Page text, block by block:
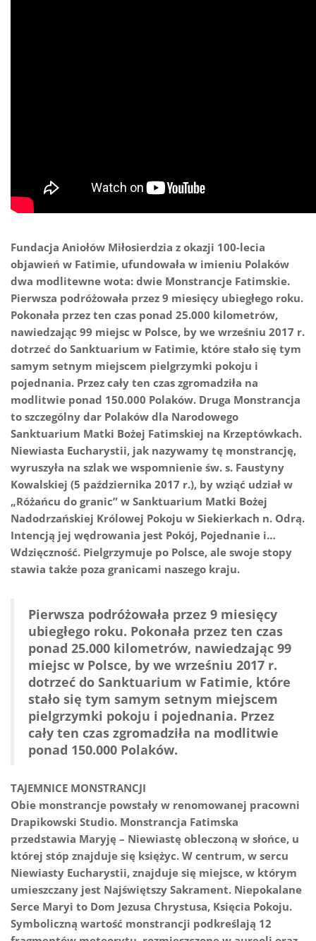
Fundacja Aniołów Miłosierdzia z okazji 100-lecia
objawień w Fatimie, ufundowała w imieniu Polaków
dwa modlitewne wota: dwie Monstrancje Fatimskie.
Pierwsza podróżowała przez 9 miesięcy ubiegłego roku.
Pokonała przez ten czas ponad 25.000 kilometrów,
nawiedzając 99 miejsc w Polsce, by we wrześniu 2017 r.
dotrzeć do Sanktuarium w Fatimie, które stało się tym
samym setnym miejscem pielgrzymki pokoju i
pojednania. Przez cały ten czas zgromadziła na
modlitwie ponad 150.000 Polaków. Druga Monstrancja
to szczególny dar Polaków dla Narodowego
Sanktuarium Matki Bożej Fatimskiej na Krzeptówkach.
Niewiasta Eucharystii, jak nazywamy tę monstrancję,
wyruszyła na szlak we wspomnienie św. s. Faustyny
Kowalskiej (5 października 2017 r.), by wziąć udział w
„Różańcu do granic” w Sanktuarium Matki Bożej
Nadodrzańskiej Królowej Pokoju w Siekierkach n. Odrą.
Intencją jej wędrowania jest Pokój, Pojednanie i…
Wdzięczność. Pielgrzymuje po Polsce, ale swoje stopy
stawia także poza granicami naszego kraju.
Pierwsza podróżowała przez 9 miesięcy
ubiegłego roku. Pokonała przez ten czas
ponad 25.000 kilometrów, nawiedzając 99
miejsc w Polsce, by we wrześniu 2017 r.
dotrzeć do Sanktuarium w Fatimie, które
stało się tym samym setnym miejscem
pielgrzymki pokoju i pojednania. Przez
cały ten czas zgromadziła na modlitwie
ponad 150.000 Polaków.
TAJEMNICE MONSTRANCJI
Obie monstrancje powstały w renomowanej pracowni
Drapikowski Studio. Monstrancja Fatimska
przedstawia Maryję – Niewiastę obleczoną w słońce, u
której stóp znajduje się księżyc. W centrum, w sercu
Niewiasty Eucharystii, znajduje się miejsce, w którym
umieszczany jest Najświętszy Sakrament. Niepokalane
Serce Maryi to Dom Jezusa Chrystusa, Księcia Pokoju.
Symboliczną wartość monstrancji podkreślają 12